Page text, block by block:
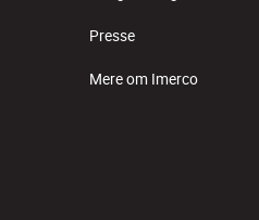
Presse
Mere om Imerco